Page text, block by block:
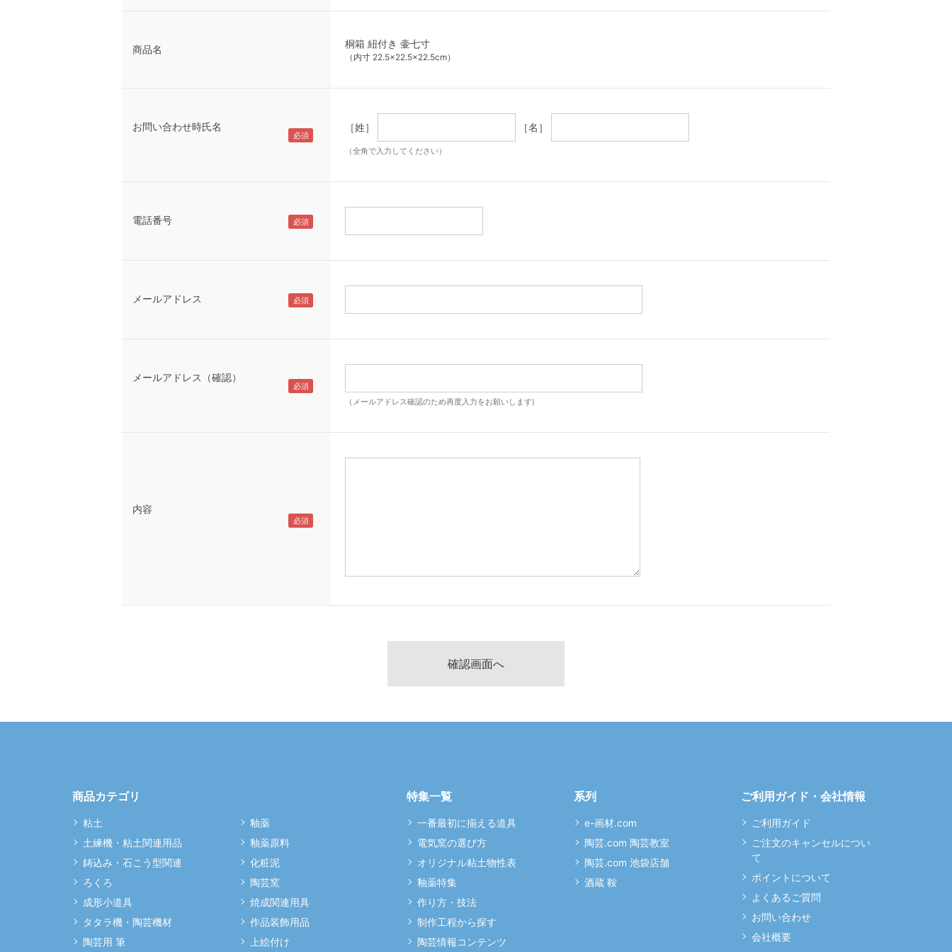
商品名 桐箱 紐付き 壷七寸
（内寸 22.5×22.5×22.5cm）
お問い合わせ時氏名 ［姓］ ［名］
（全角で入力してください）
電話番号
メールアドレス
メールアドレス（確認）
（メールアドレス確認のため再度入力をお願いします)
内容
商品カテゴリ
粘土
土練機・粘土関連用品
鋳込み・石こう型関連
ろくろ
成形小道具
タタラ機・陶芸機材
陶芸用 筆
釉薬
釉薬原料
化粧泥
陶芸窯
焼成関連用具
作品装飾用品
上絵付け
特集一覧
一番最初に揃える道具
電気窯の選び方
オリジナル粘土物性表
釉薬特集
作り方・技法
制作工程から探す
陶芸情報コンテンツ
系列
e-画材.com
陶芸.com 陶芸教室
陶芸.com 池袋店舗
酒蔵 鞍
ご利用ガイド・会社情報
ご利用ガイド
ご注文のキャンセルについ
て
ポイントについて
よくあるご質問
お問い合わせ
会社概要